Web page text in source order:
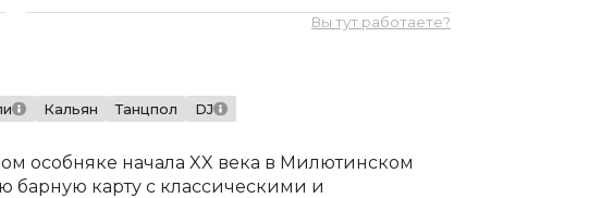
Вы тут работаете?
Кальян Танцпол
DJ
особняке начала XX века в Милютинском
барную карту с классическими и